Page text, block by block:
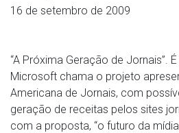
16 de setembro de 2009
“A Próxima Geração de Jornais”.
Microsoft chama o projeto
Americana de Jornais, com
geração de receitas pelos sites
com a proposta, “o futuro da